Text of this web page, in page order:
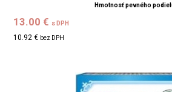
Hmotnosť pevného
13.00 € s DPH
10.92 € bez DPH